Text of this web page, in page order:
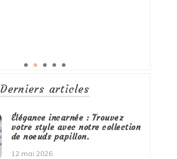
Derniers articles
Élégance incarnée : Trouvez
votre style avec notre collection
de noeuds papillon.
12 mai 2026